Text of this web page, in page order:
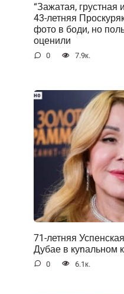
“Зажатая, грустная
43-летняя
фото в боди, но
оценили
0 7.9к.
71-летняя
Дубае в куnальном
0 6.1к.